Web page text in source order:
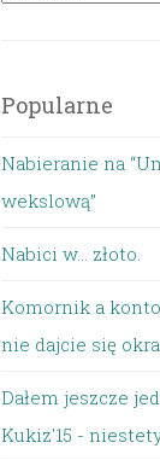
Popularne
Nabieranie na
wekslową”
Nabici w... złoto.
Komornik a
nie dajcie się
Dałem jeszcze
Kukiz'15 -